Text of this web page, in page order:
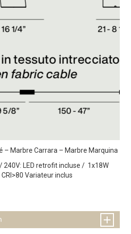
– Marbre Carrara – Marbre Marquina
240V: LED retrofit incluse / 1x18W
Variateur inclus